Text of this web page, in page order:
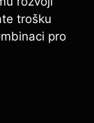
trošku
pro